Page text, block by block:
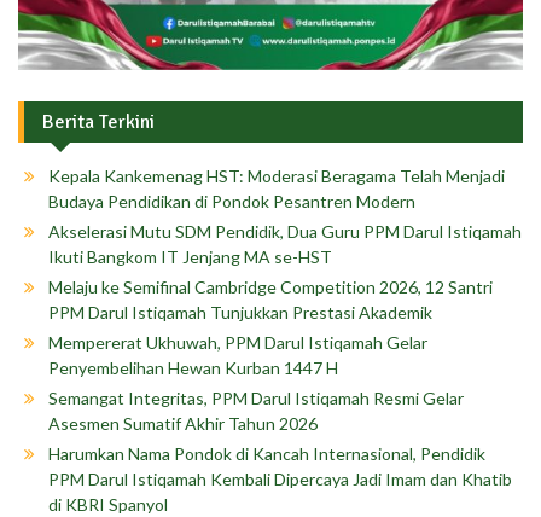
Berita Terkini
Kepala Kankemenag HST: Moderasi Beragama Telah Menjadi
Budaya Pendidikan di Pondok Pesantren Modern
Akselerasi Mutu SDM Pendidik, Dua Guru PPM Darul Istiqamah
Ikuti Bangkom IT Jenjang MA se-HST
Melaju ke Semifinal Cambridge Competition 2026, 12 Santri
PPM Darul Istiqamah Tunjukkan Prestasi Akademik
Mempererat Ukhuwah, PPM Darul Istiqamah Gelar
Penyembelihan Hewan Kurban 1447 H
Semangat Integritas, PPM Darul Istiqamah Resmi Gelar
Asesmen Sumatif Akhir Tahun 2026
Harumkan Nama Pondok di Kancah Internasional, Pendidik
PPM Darul Istiqamah Kembali Dipercaya Jadi Imam dan Khatib
di KBRI Spanyol